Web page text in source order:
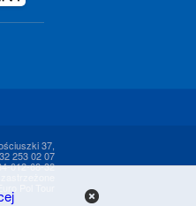
37,
253 02 07
012-68-32